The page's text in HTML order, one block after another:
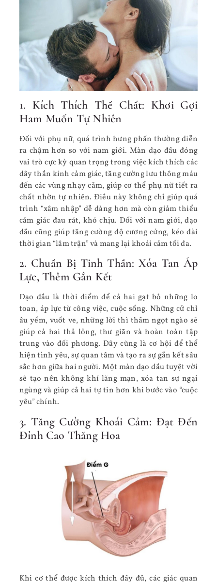
1. Kích Thích Thể Chất: Khơi Gợi
Ham Muốn Tự Nhiên
Đối với phụ nữ, quá trình hưng phấn thường diễn
ra chậm hơn so với nam giới. Màn dạo đầu đóng
vai trò cực kỳ quan trọng trong việc kích thích các
dây thần kinh cảm giác, tăng cường lưu thông máu
đến các vùng nhạy cảm, giúp cơ thể phụ nữ tiết ra
chất nhờn tự nhiên. Điều này không chỉ giúp quá
trình “xâm nhập” dễ dàng hơn mà còn giảm thiểu
cảm giác đau rát, khó chịu. Đối với nam giới, dạo
đầu cũng giúp tăng cường độ cương cứng, kéo dài
thời gian “lâm trận” và mang lại khoái cảm tối đa.
2. Chuẩn Bị Tinh Thần: Xóa Tan Áp
Lực, Thêm Gắn Kết
Dạo đầu là thời điểm để cả hai gạt bỏ những lo
toan, áp lực từ công việc, cuộc sống. Những cử chỉ
âu yếm, vuốt ve, những lời thì thầm ngọt ngào sẽ
giúp cả hai thả lỏng, thư giãn và hoàn toàn tập
trung vào đối phương. Đây cũng là cơ hội để thể
hiện tình yêu, sự quan tâm và tạo ra sự gắn kết sâu
sắc hơn giữa hai người. Một màn dạo đầu tuyệt vời
sẽ tạo nên không khí lãng mạn, xóa tan sự ngại
ngùng và giúp cả hai tự tin hơn khi bước vào “cuộc
yêu” chính.
3. Tăng Cường Khoái Cảm: Đạt Đến
Đỉnh Cao Thăng Hoa
Khi cơ thể được kích thích đầy đủ, các giác quan